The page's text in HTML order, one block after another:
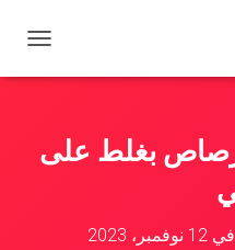
ب
بغلط على
في 12 نوفمبر، 2023